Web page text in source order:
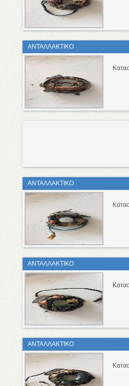
ΑΝΤΑΛΛΑΚΤΙΚΟ
ΑΝΤΑΛΛΑΚΤΙΚΟ
ΑΝΤΑΛΛΑΚΤΙΚΟ
ΑΝΤΑΛΛΑΚΤΙΚΟ